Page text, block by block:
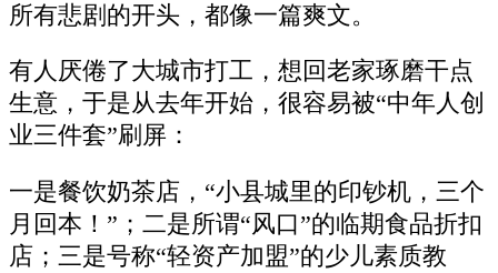
所有悲剧的开头，都像一篇爽文。
有人厌倦了大城市打工，想回老家琢磨干点
生意，于是从去年开始，很容易被“中年人创
业三件套”刷屏：
一是餐饮奶茶店，“小县城里的印钞机，三个
月回本！”；二是所谓“风口”的临期食品折扣
店；三是号称“轻资产加盟”的少儿素质教